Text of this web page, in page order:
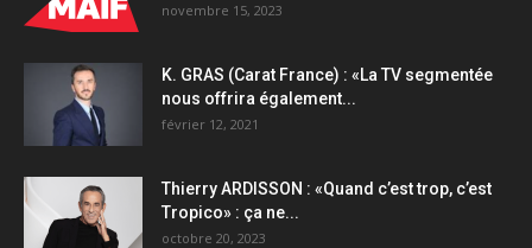
novembre 15, 2023
K. GRAS (Carat France) : «La TV segmentée
nous offrira également...
février 12, 2021
Thierry ARDISSON : «Quand c’est trop, c’est
Tropico» : ça ne...
octobre 20, 2023